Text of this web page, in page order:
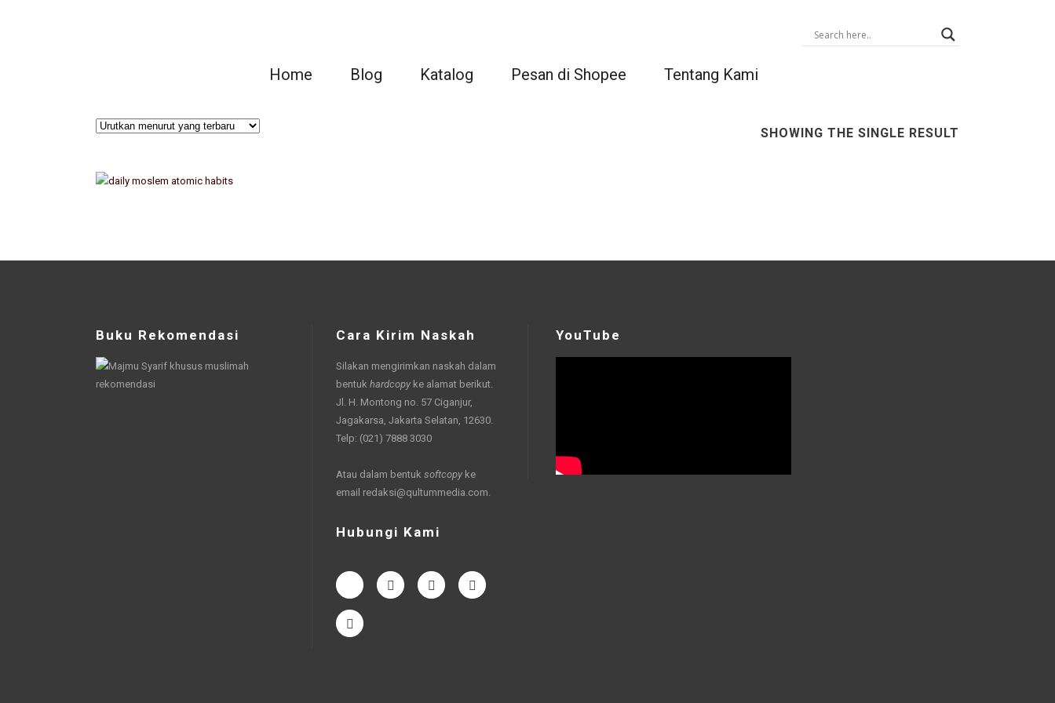
Home Blog Katalog Pesan di Shopee Tentang Kami
SHOWING THE SINGLE RESULT
Buku Rekomendasi Cara Kirim Naskah
Silakan mengirimkan naskah dalam
bentuk hardcopy ke alamat berikut.
Jl. H. Montong no. 57 Ciganjur,
Jagakarsa, Jakarta Selatan, 12630.
Telp: (021) 7888 3030
Atau dalam bentuk softcopy ke
email redaksi@qultummedia.com
Hubungi Kami
YouTube